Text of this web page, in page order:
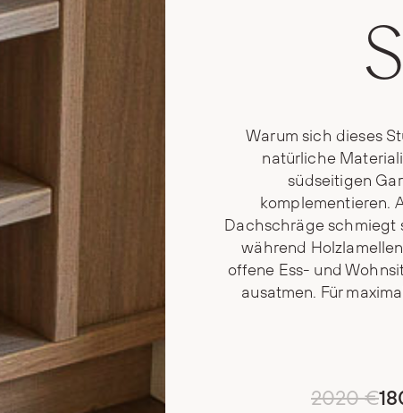
Warum sich dieses
natürliche
südseitigen
komplementieren.
Dachschräge schmiegt
während
offene Ess- und
ausatmen. Für
2020 €